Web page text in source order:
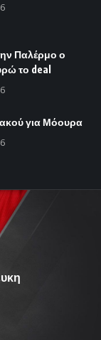
Παλέρμο ο
το deal
για Μόουρα